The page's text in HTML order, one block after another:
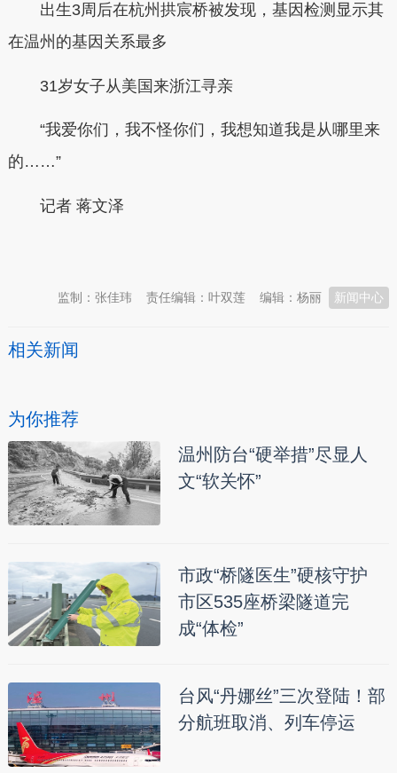
出生3周后在杭州拱宸桥被发现，基因检测显示其
在温州的基因关系最多
31岁女子从美国来浙江寻亲
“我爱你们，我不怪你们，我想知道我是从哪里来
的……”
记者 蒋文泽
新闻中心
编辑：杨丽
责任编辑：叶双莲
监制：张佳玮
相关新闻
为你推荐
温州防台“硬举措”尽显人
文“软关怀”
市政“桥隧医生”硬核守护
市区535座桥梁隧道完
成“体检”
台风“丹娜丝”三次登陆！部
分航班取消、列车停运